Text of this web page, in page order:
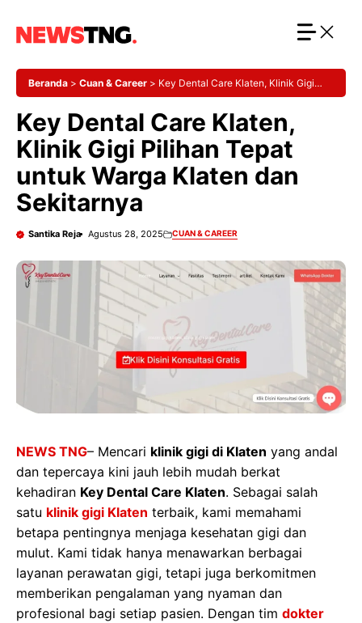
Beranda > Cuan & Career > Key Dental Care Klaten, Klinik Gigi
Key Dental Care Klaten,
Klinik Gigi Pilihan Tepat
untuk Warga Klaten dan
Sekitarnya
Santika Reja Agustus 28, 2025 CUAN & CAREER
NEWS TNG– Mencari klinik gigi di Klaten yang andal
dan tepercaya kini jauh lebih mudah berkat
kehadiran Key Dental Care Klaten. Sebagai salah
satu klinik gigi Klaten terbaik, kami memahami
betapa pentingnya menjaga kesehatan gigi dan
mulut. Kami tidak hanya menawarkan berbagai
layanan perawatan gigi, tetapi juga berkomitmen
memberikan pengalaman yang nyaman dan
profesional bagi setiap pasien. Dengan tim dokter